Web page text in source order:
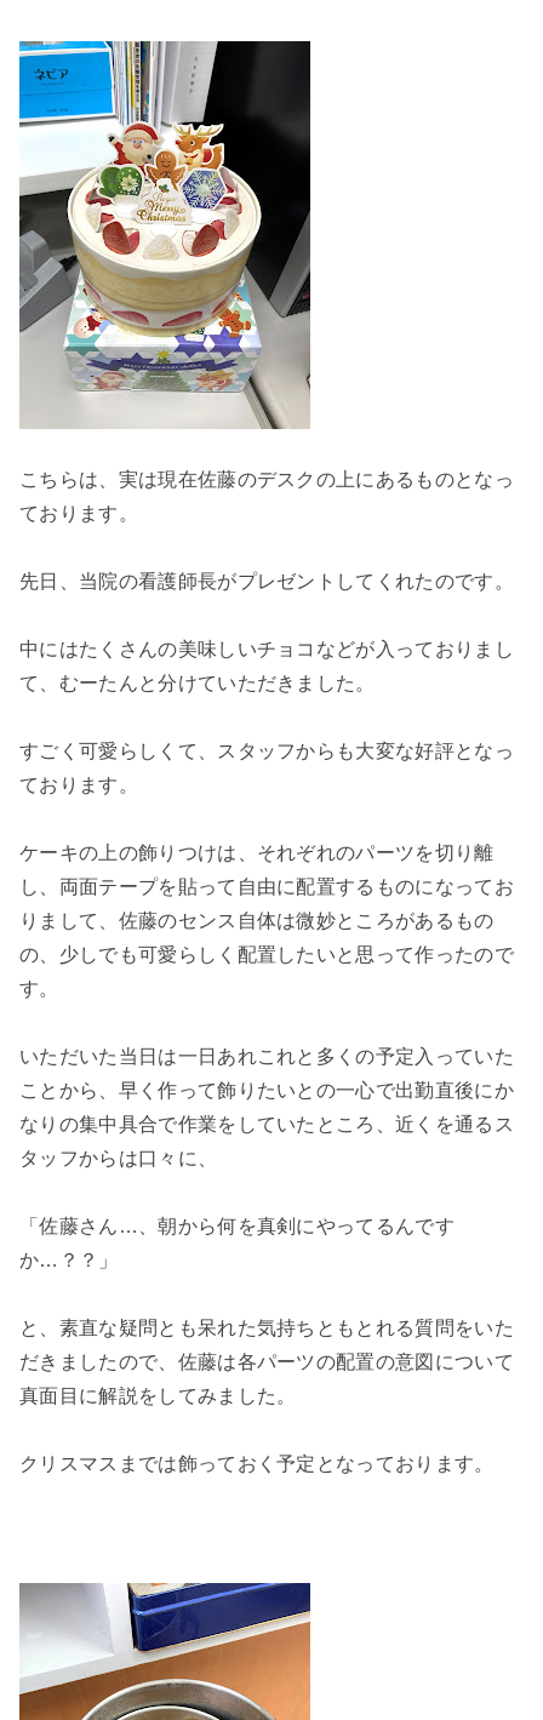
こちらは、実は現在佐藤のデスクの上にあるものとなっ
ております。
先日、当院の看護師長がプレゼントしてくれたのです。
中にはたくさんの美味しいチョコなどが入っておりまし
て、むーたんと分けていただきました。
すごく可愛らしくて、スタッフからも大変な好評となっ
ております。
ケーキの上の飾りつけは、それぞれのパーツを切り離
し、両面テープを貼って自由に配置するものになってお
りまして、佐藤のセンス自体は微妙ところがあるもの
の、少しでも可愛らしく配置したいと思って作ったので
す。
いただいた当日は一日あれこれと多くの予定入っていた
ことから、早く作って飾りたいとの一心で出勤直後にか
なりの集中具合で作業をしていたところ、近くを通るス
タッフからは口々に、
「佐藤さん…、朝から何を真剣にやってるんです
か…？？」
と、素直な疑問とも呆れた気持ちともとれる質問をいた
だきましたので、佐藤は各パーツの配置の意図について
真面目に解説をしてみました。
クリスマスまでは飾っておく予定となっております。